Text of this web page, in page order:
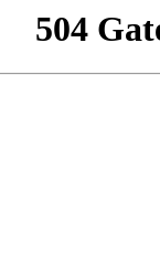
504